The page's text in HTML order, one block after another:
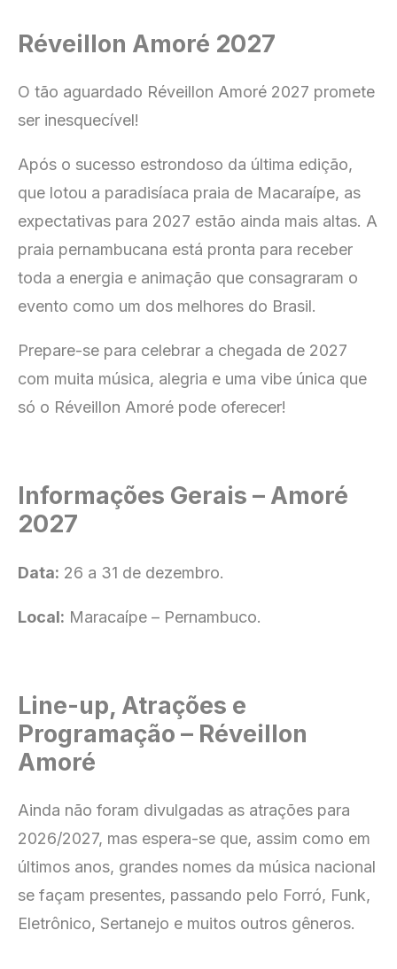
Réveillon Amoré 2027
O tão aguardado Réveillon Amoré 2027 promete
ser inesquecível!
Após o sucesso estrondoso da última edição,
que lotou a paradisíaca praia de Macaraípe, as
expectativas para 2027 estão ainda mais altas. A
praia pernambucana está pronta para receber
toda a energia e animação que consagraram o
evento como um dos melhores do Brasil.
Prepare-se para celebrar a chegada de 2027
com muita música, alegria e uma vibe única que
só o Réveillon Amoré pode oferecer!
Informações Gerais – Amoré
2027
Data: 26 a 31 de dezembro.
Local: Maracaípe – Pernambuco.
Line-up, Atrações e
Programação – Réveillon
Amoré
Ainda não foram divulgadas as atrações para
2026/2027, mas espera-se que, assim como em
últimos anos, grandes nomes da música nacional
se façam presentes, passando pelo Forró, Funk,
Eletrônico, Sertanejo e muitos outros gêneros.